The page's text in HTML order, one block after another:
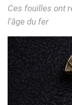
Ces fouilles ont
l'âge du fer